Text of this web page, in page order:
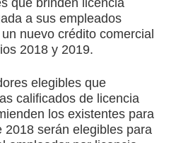
a sus empleados
nuevo crédito comercial
2018 y 2019.
elegibles que
calificados de licencia
los existentes para
2018 serán elegibles para